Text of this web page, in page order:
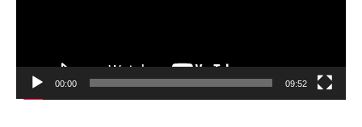
00:00 09:52